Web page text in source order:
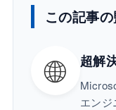
この記事
🌐 超解
エン